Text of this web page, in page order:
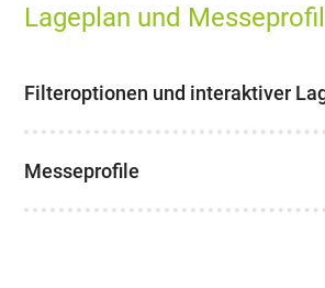
Lageplan und
Filteroptionen und interaktiver
Messeprofile